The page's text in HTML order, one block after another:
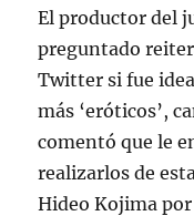
El productor del
preguntado
Twitter si fue
más ‘eróticos’,
comentó que le
realizarlos de
Hideo Kojima